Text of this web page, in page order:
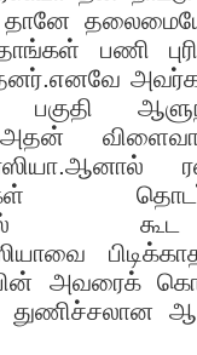
பணி
பகுதி
அவரைக்